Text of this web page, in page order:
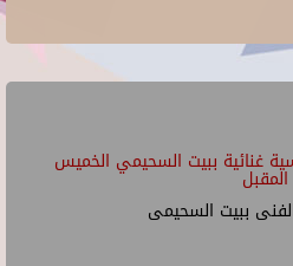
غنائية ببيت السحيمي الخميس
المقبل
الفنى ببيت السحيمى